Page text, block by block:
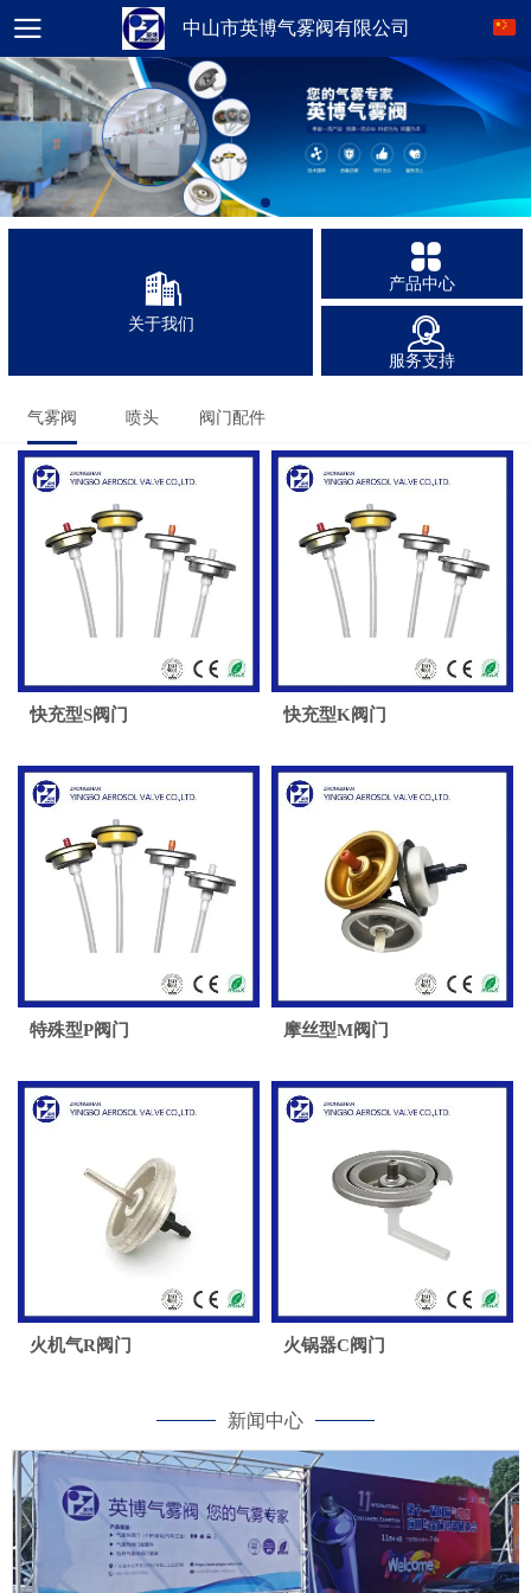
中山市英博气雾阀有限公司
关于我们
产品中心
服务支持
气雾阀 喷头 阀门配件
快充型S阀门 快充型K阀门
特殊型P阀门 摩丝型M阀门
火机气R阀门 火锅器C阀门
新闻中心